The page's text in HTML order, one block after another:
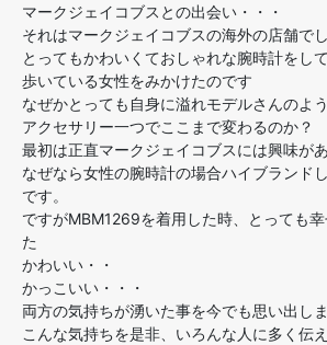
マークジェイコブスとの出会い・・・
それはマークジェイコブスの海外の店舗でし
とってもかわいくておしゃれな腕時計をし
歩いている女性をみかけたのです
なぜかとっても自身に溢れモデルさんのよう
アクセサリー一つでここまで変わるのか？
最初は正直マークジェイコブスには興味が
なぜなら女性の腕時計の場合ハイブランド
です。
ですがMBM1269を着用した時、とっても
た
かわいい・・
かっこいい・・・
両方の気持ちが湧いた事を今でも思い出しま
こんな気持ちを是非、いろんな人に多く伝